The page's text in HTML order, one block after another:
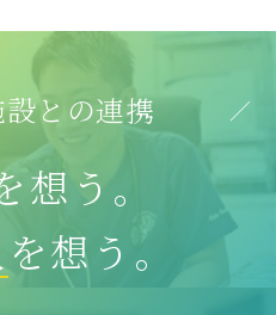
との連携
想う。
を想う。